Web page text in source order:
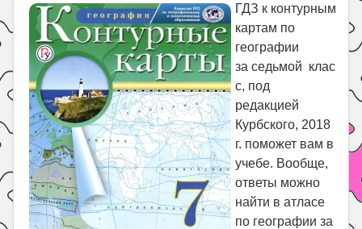
Праздники
Психология
Летом!
Поиск
ГДЗ к контурным
картам по
географии
за седьмой клас
с, под
редакцией
Курбского, 2018
г. поможет вам в
учебе. Вообще,
ответы можно
найти в атласе
по географии за